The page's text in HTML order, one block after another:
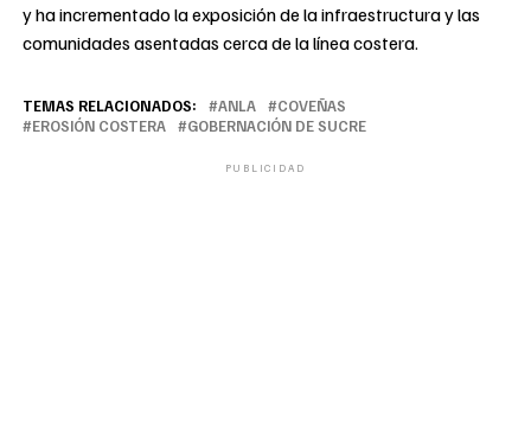
y ha incrementado la exposición de la infraestructura y las
comunidades asentadas cerca de la línea costera.
TEMAS RELACIONADOS: ANLA
COVEÑAS
EROSIÓN COSTERA
GOBERNACIÓN DE SUCRE
PUBLICIDAD